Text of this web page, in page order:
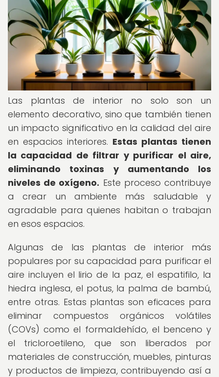
Las plantas de interior no solo son un
elemento decorativo, sino que también tienen
un impacto significativo en la calidad del aire
en espacios interiores. Estas plantas tienen
la capacidad de filtrar y purificar el aire,
eliminando toxinas y aumentando los
niveles de oxígeno. Este proceso contribuye
a crear un ambiente más saludable y
agradable para quienes habitan o trabajan
en esos espacios.
Algunas de las plantas de interior más
populares por su capacidad para purificar el
aire incluyen el lirio de la paz, el espatifilo, la
hiedra inglesa, el potus, la palma de bambú,
entre otras. Estas plantas son eficaces para
eliminar compuestos orgánicos volátiles
(COVs) como el formaldehído, el benceno y
el tricloroetileno, que son liberados por
materiales de construcción, muebles, pinturas
y productos de limpieza, contribuyendo así a